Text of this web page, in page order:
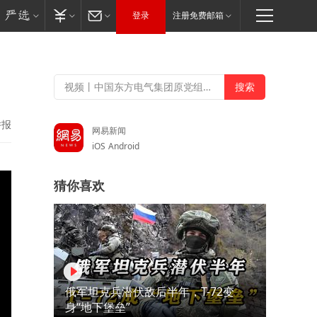
登录 注册免费邮箱
网易新闻
iOS Android
猜你喜欢
俄军坦克兵潜伏敌后半年，T-72变
身“地下堡垒”